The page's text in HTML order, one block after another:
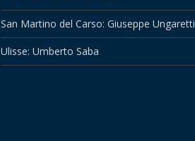
San Martino del Carso: Giuseppe Ungaretti
Ulisse: Umberto Saba